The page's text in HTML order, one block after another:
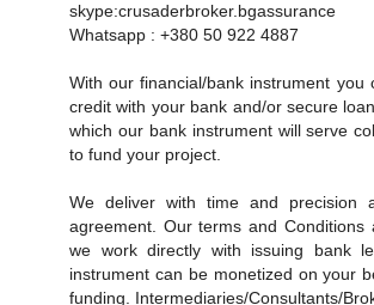
skype:crusaderbroker.bgassurance
Whatsapp : +380 50 922 4887
With our financial/bank instrument you
credit with your bank and/or secure
which our bank instrument will serve
to fund your project.
We deliver with time and precision
agreement. Our terms and Conditions
we work directly with issuing bank
instrument can be monetized on your
funding. Intermediaries/Consultants/